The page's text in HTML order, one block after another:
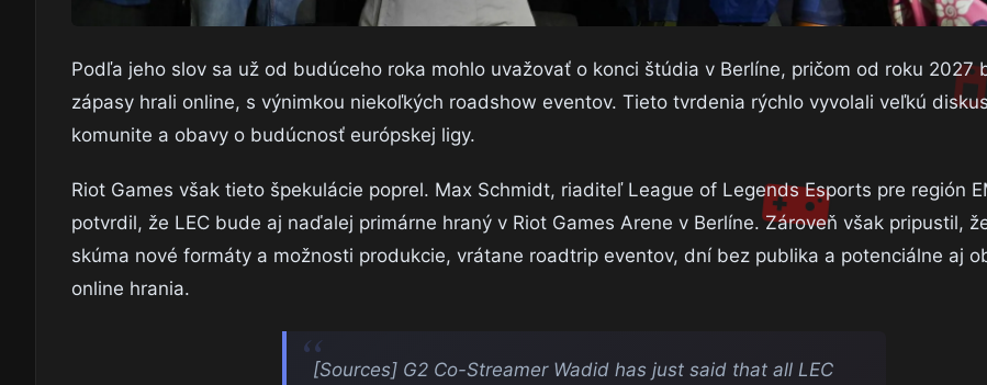
Podľa jeho slov sa už od budúceho roka mohlo uvažovať o konci štúdia v Berlíne, pričom od roku 2027
zápasy hrali online, s výnimkou niekoľkých roadshow eventov. Tieto tvrdenia rýchlo vyvolali veľkú
komunite a obavy o budúcnosť európskej ligy.
Riot Games však tieto špekulácie poprel. Max Schmidt, riaditeľ League of Legends Esports pre región
potvrdil, že LEC bude aj naďalej primárne hraný v Riot Games Arene v Berlíne. Zároveň však pripustil,
skúma nové formáty a možnosti produkcie, vrátane roadtrip eventov, dní bez publika a potenciálne aj
online hrania.
[Sources] G2 Co-Streamer Wadid has just said that all LEC